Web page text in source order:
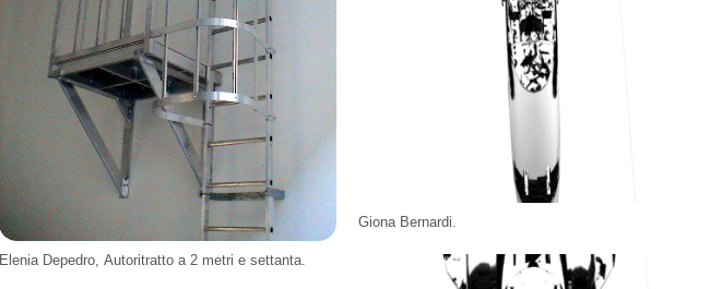
Elenia Depedro, Autoritratto a 2 metri e settanta.
Giona Bernardi.